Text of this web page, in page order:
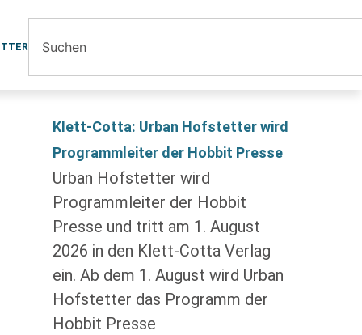
Klett-Cotta: Urban Hofstetter wird
Programmleiter der Hobbit Presse
Urban Hofstetter wird
Programmleiter der Hobbit
Presse und tritt am 1. August
2026 in den Klett-Cotta Verlag
ein. Ab dem 1. August wird Urban
Hofstetter das Programm der
Hobbit Presse